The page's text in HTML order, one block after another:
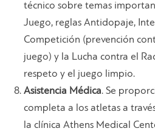
técnico sobre temas
Juego, reglas Antidopaje,
Competición (prevención
juego) y la Lucha contra el
respeto y el juego limpio.
Asistencia Médica. Se
completa a los atletas a
la clínica Athens Medical